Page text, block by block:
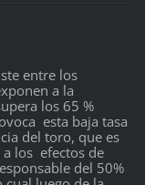
entre los
a la
los 65 %
esta baja tasa
del toro, que es
los efectos de
del 50%